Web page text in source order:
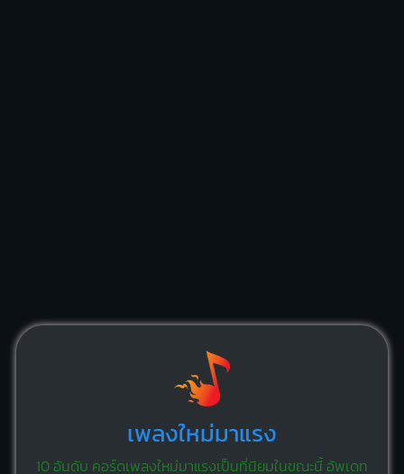
เพลงใหม่มาแรง
10 อันดับ คอร์ดเพลงใหม่มาแรงเป็นที่นิยมในขณะนี้ อัพเดท